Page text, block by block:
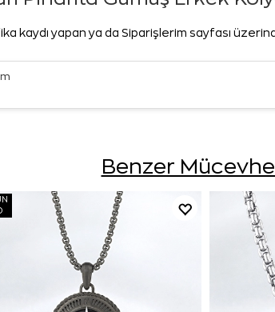
kaydı yapan ya da Siparişlerim sayfası
Benzer